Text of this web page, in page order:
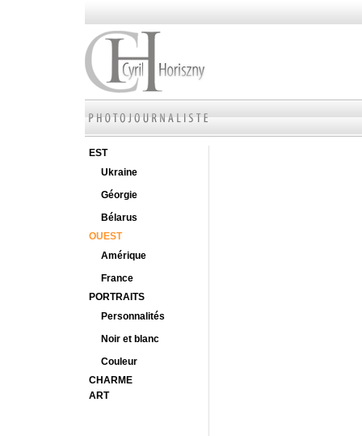
EST
Ukraine
Géorgie
Bélarus
OUEST
Amérique
France
PORTRAITS
Personnalités
Noir et blanc
Couleur
CHARME
ART